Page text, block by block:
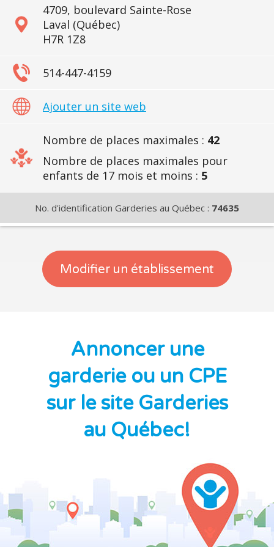
4709, boulevard Sainte-Rose
Laval (Québec)
H7R 1Z8
514-447-4159
Ajouter un site web
Nombre de places maximales : 42
Nombre de places maximales pour
enfants de 17 mois et moins : 5
No. d'identification Garderies au Québec : 74635
Modifier un établissement
Annoncer une
garderie ou un CPE
sur le site Garderies
au Québec!